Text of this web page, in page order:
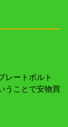
レートボルト
うことで安物買